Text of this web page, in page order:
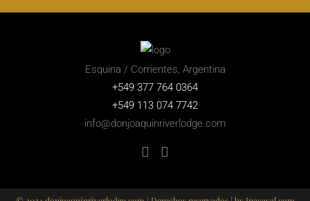
Esquina / Corrientes, Argentina
+549 377 764 0364
+549 113 074 7742
info@donjoaquinriverlodge.com